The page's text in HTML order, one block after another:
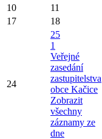
10 11
17
18
24
25
1
Veřejné
zasedání
zastupitelstva
obce Kačice
Zobrazit
všechny
záznamy ze
dne